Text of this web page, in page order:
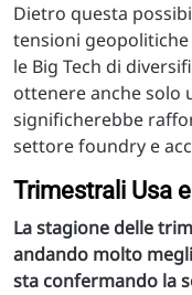
Dietro questa
tensioni geopolitiche
le Big Tech di
ottenere anche solo
significherebbe
settore foundry e
Trimestrali Usa
La stagione delle
andando molto
sta confermando la